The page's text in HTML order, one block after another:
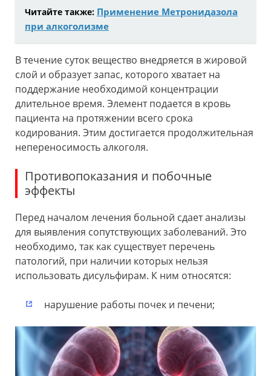
Читайте также: Применение Метронидазола
при алкоголизме
В течение суток вещество внедряется в жировой
слой и образует запас, которого хватает на
поддержание необходимой концентрации
длительное время. Элемент подается в кровь
пациента на протяжении всего срока
кодирования. Этим достигается продолжительная
непереносимость алкоголя.
Противопоказания и побочные
эффекты
Перед началом лечения больной сдает анализы
для выявления сопутствующих заболеваний. Это
необходимо, так как существует перечень
патологий, при наличии которых нельзя
использовать дисульфирам. К ним относятся:
нарушение работы почек и печени;